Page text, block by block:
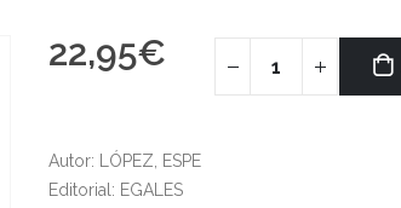
22,95€
Autor: LÓPEZ, ESPE
Editorial: EGALES